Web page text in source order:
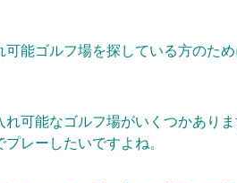
可能ゴルフ場を探している方のた
可能なゴルフ場がいくつかあり
レーしたいですよね。